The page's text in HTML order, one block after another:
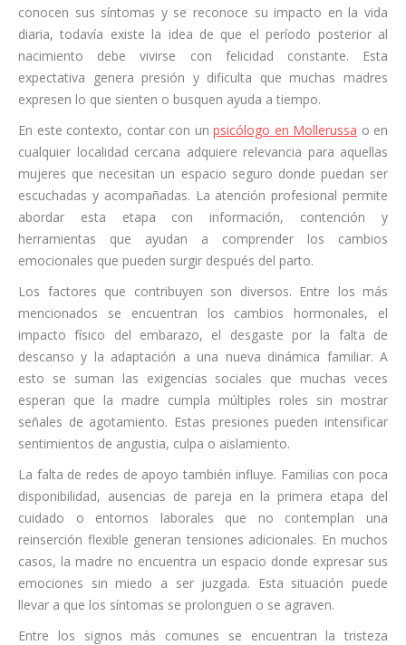
conocen sus síntomas y se reconoce su impacto en la vida
diaria, todavía existe la idea de que el período posterior al
nacimiento debe vivirse con felicidad constante. Esta
expectativa genera presión y dificulta que muchas madres
expresen lo que sienten o busquen ayuda a tiempo.
En este contexto, contar con un psicólogo en Mollerussa o en
cualquier localidad cercana adquiere relevancia para aquellas
mujeres que necesitan un espacio seguro donde puedan ser
escuchadas y acompañadas. La atención profesional permite
abordar esta etapa con información, contención y
herramientas que ayudan a comprender los cambios
emocionales que pueden surgir después del parto.
Los factores que contribuyen son diversos. Entre los más
mencionados se encuentran los cambios hormonales, el
impacto físico del embarazo, el desgaste por la falta de
descanso y la adaptación a una nueva dinámica familiar. A
esto se suman las exigencias sociales que muchas veces
esperan que la madre cumpla múltiples roles sin mostrar
señales de agotamiento. Estas presiones pueden intensificar
sentimientos de angustia, culpa o aislamiento.
La falta de redes de apoyo también influye. Familias con poca
disponibilidad, ausencias de pareja en la primera etapa del
cuidado o entornos laborales que no contemplan una
reinserción flexible generan tensiones adicionales. En muchos
casos, la madre no encuentra un espacio donde expresar sus
emociones sin miedo a ser juzgada. Esta situación puede
llevar a que los síntomas se prolonguen o se agraven.
Entre los signos más comunes se encuentran la tristeza